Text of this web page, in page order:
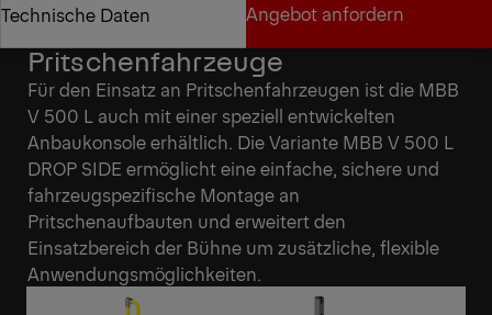
Technische Daten
Technische Daten
Angebot anfordern
Angebot anfordern
Flexible Lösung für
Pritschenfahrzeuge
Für den Einsatz an Pritschenfahrzeugen ist die MBB
V 500 L auch mit einer speziell entwickelten
Anbaukonsole erhältlich. Die Variante MBB V 500 L
DROP SIDE ermöglicht eine einfache, sichere und
fahrzeugspezifische Montage an
Pritschenaufbauten und erweitert den
Einsatzbereich der Bühne um zusätzliche, flexible
Anwendungsmöglichkeiten.